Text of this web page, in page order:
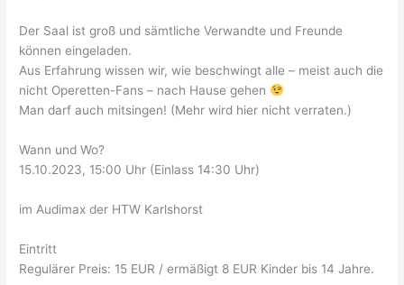
Der Saal ist groß und sämtliche Verwandte und Freunde
können eingeladen.
Aus Erfahrung wissen wir, wie beschwingt alle – meist auch die
nicht Operetten-Fans – nach Hause gehen
Man darf auch mitsingen! (Mehr wird hier nicht verraten.)
Wann und Wo?
15.10.2023, 15:00 Uhr (Einlass 14:30 Uhr)
im Audimax der HTW Karlshorst
Eintritt
Regulärer Preis: 15 EUR / ermäßigt 8 EUR Kinder bis 14 Jahre.